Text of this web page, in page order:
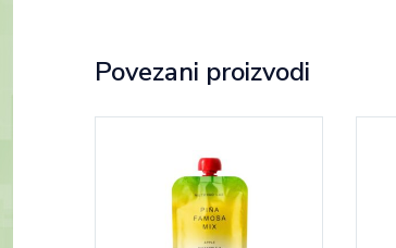
Povezani proizvodi